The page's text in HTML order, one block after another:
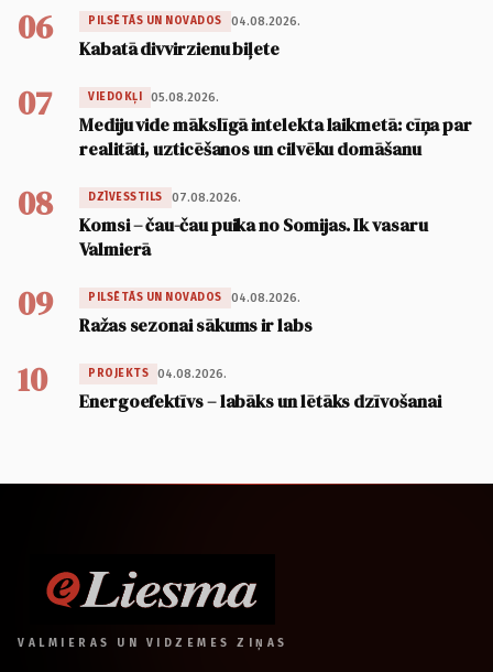
06 PILSĒTĀS UN NOVADOS 04.08.2026.
Kabatā divvirzienu biļete
07 VIEDOKĻI 05.08.2026.
Mediju vide mākslīgā intelekta laikmetā: cīņa par
realitāti, uzticēšanos un cilvēku domāšanu
08 DZĪVESSTILS 07.08.2026.
Komsi – čau-čau puika no Somijas. Ik vasaru
Valmierā
09 PILSĒTĀS UN NOVADOS 04.08.2026.
Ražas sezonai sākums ir labs
10 PROJEKTS 04.08.2026.
Energoefektīvs – labāks un lētāks dzīvošanai
VALMIERAS UN VIDZEMES ZIŅAS